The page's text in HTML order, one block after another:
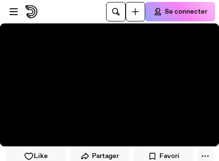
Passer au player
Passer au contenu principal
Se connecter
Like Partager Favori